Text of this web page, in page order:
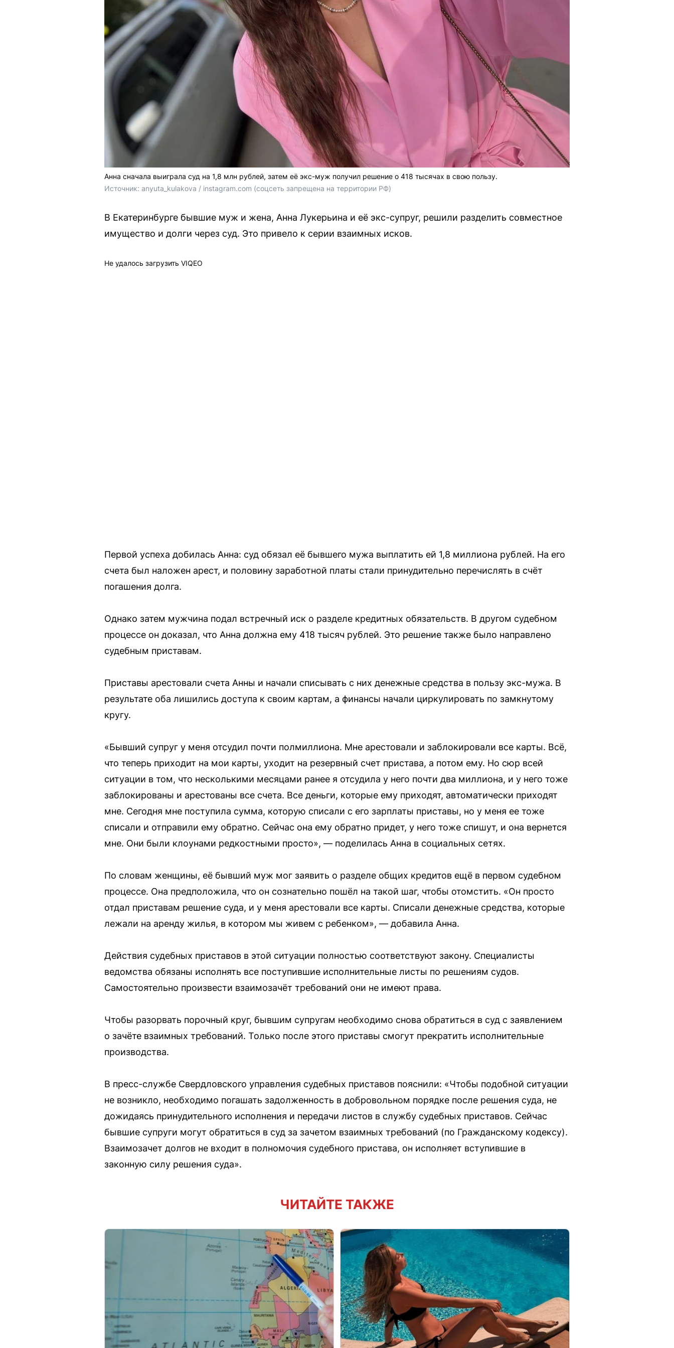
Анна сначала выиграла суд на 1,8 млн рублей, затем её экс-муж получил решение о 418 тысячах в свою пользу.
Источник: anyuta_kulakova / instagram.com (соцсеть запрещена на территории РФ)
В Екатеринбурге бывшие муж и жена, Анна Лукерьина и её экс-супруг, решили разделить совместное
имущество и долги через суд. Это привело к серии взаимных исков.
Не удалось загрузить VIQEO
Первой успеха добилась Анна: суд обязал её бывшего мужа выплатить ей 1,8 миллиона рублей. На его
счета был наложен арест, и половину заработной платы стали принудительно перечислять в счёт
погашения долга.
Однако затем мужчина подал встречный иск о разделе кредитных обязательств. В другом судебном
процессе он доказал, что Анна должна ему 418 тысяч рублей. Это решение также было направлено
судебным приставам.
Приставы арестовали счета Анны и начали списывать с них денежные средства в пользу экс-мужа. В
результате оба лишились доступа к своим картам, а финансы начали циркулировать по замкнутому
кругу.
«Бывший супруг у меня отсудил почти полмиллиона. Мне арестовали и заблокировали все карты. Всё,
что теперь приходит на мои карты, уходит на резервный счет пристава, а потом ему. Но сюр всей
ситуации в том, что несколькими месяцами ранее я отсудила у него почти два миллиона, и у него тоже
заблокированы и арестованы все счета. Все деньги, которые ему приходят, автоматически приходят
мне. Сегодня мне поступила сумма, которую списали с его зарплаты приставы, но у меня ее тоже
списали и отправили ему обратно. Сейчас она ему обратно придет, у него тоже спишут, и она вернется
мне. Они были клоунами редкостными просто», — поделилась Анна в социальных сетях.
По словам женщины, её бывший муж мог заявить о разделе общих кредитов ещё в первом судебном
процессе. Она предположила, что он сознательно пошёл на такой шаг, чтобы отомстить. «Он просто
отдал приставам решение суда, и у меня арестовали все карты. Списали денежные средства, которые
лежали на аренду жилья, в котором мы живем с ребенком», — добавила Анна.
Действия судебных приставов в этой ситуации полностью соответствуют закону. Специалисты
ведомства обязаны исполнять все поступившие исполнительные листы по решениям судов.
Самостоятельно произвести взаимозачёт требований они не имеют права.
Чтобы разорвать порочный круг, бывшим супругам необходимо снова обратиться в суд с заявлением
о зачёте взаимных требований. Только после этого приставы смогут прекратить исполнительные
производства.
В пресс-службе Свердловского управления судебных приставов пояснили: «Чтобы подобной ситуации
не возникло, необходимо погашать задолженность в добровольном порядке после решения суда, не
дожидаясь принудительного исполнения и передачи листов в службу судебных приставов. Сейчас
бывшие супруги могут обратиться в суд за зачетом взаимных требований (по Гражданскому кодексу).
Взаимозачет долгов не входит в полномочия судебного пристава, он исполняет вступившие в
законную силу решения суда».
ЧИТАЙТЕ ТАКЖЕ